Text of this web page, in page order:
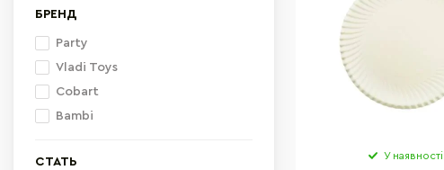
БРЕНД
Party
Vladi Toys
Cobart
Bambi
СТАТЬ У наявності